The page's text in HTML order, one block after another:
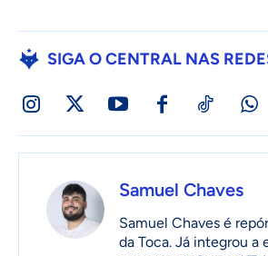
SIGA O CENTRAL NAS
Samuel Chaves
Samuel Chaves é
da Toca. Já integrou a